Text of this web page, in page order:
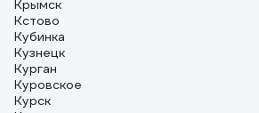
Крымск
Кстово
Кубинка
Кузнецк
Курган
Куровское
Курск